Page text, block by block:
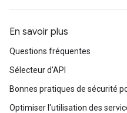
En savoir plus
Questions fréquentes
Sélecteur d'API
Bonnes pratiques de sécurité
Optimiser l'utilisation des